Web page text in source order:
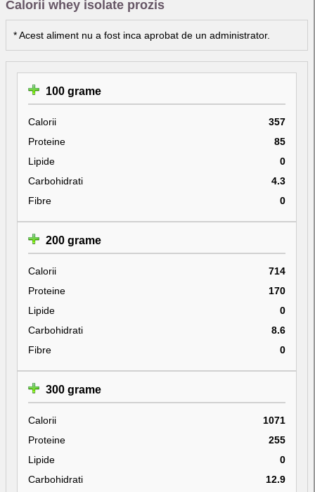
Calorii whey isolate prozis
* Acest aliment nu a fost inca aprobat de un administrator.
100 grame
Calorii
357
Proteine
85
Lipide
0
Carbohidrati
4.3
Fibre
0
200 grame
Calorii
714
Proteine
170
Lipide
0
Carbohidrati
8.6
Fibre
0
300 grame
Calorii
1071
Proteine
255
Lipide
0
Carbohidrati
12.9